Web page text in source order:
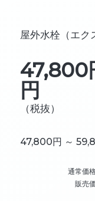
屋外水栓（エク
47,800
円
（税抜）
47,800円 ～
通常価
販売